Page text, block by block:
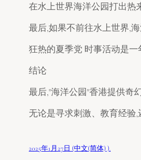
在水上世界海洋公园打出热
最后,如果不前往水上世界,
狂热的夏季党 时事活动是
结论
最后,"海洋公园"香港提供奇
无论是寻求刺激、教育经验
2025年1月27日 (中文(简体) ).